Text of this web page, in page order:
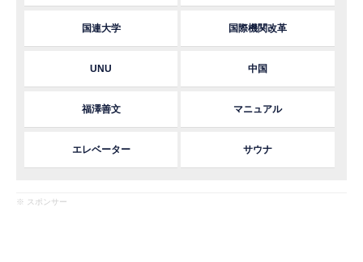
国連大学 国際機関改革
UNU 中国
福澤善文 マニュアル
エレベーター サウナ
※ スポンサー